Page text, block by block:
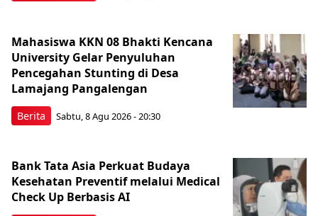
Berita
Mahasiswa KKN 08 Bhakti Kencana
University Gelar Penyuluhan
Pencegahan Stunting di Desa
Lamajang Pangalengan
Sabtu, 8 Agu 2026 - 20:30
Bank Tata Asia Perkuat Budaya
Kesehatan Preventif melalui Medical
Check Up Berbasis AI